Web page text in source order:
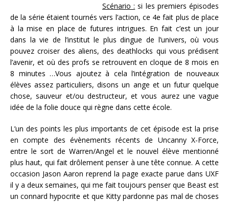
Scénario : si les premiers épisodes
de la série étaient tournés vers l’action, ce 4e fait plus de place
à la mise en place de futures intrigues. En fait c’est un jour
dans la vie de l’institut le plus dingue de l’univers, où vous
pouvez croiser des aliens, des deathlocks qui vous prédisent
l’avenir, et où des profs se retrouvent en cloque de 8 mois en
8 minutes …Vous ajoutez à cela l’intégration de nouveaux
élèves assez particuliers, disons un ange et un futur quelque
chose, sauveur et/ou destructeur, et vous aurez une vague
idée de la folie douce qui règne dans cette école.
L’un des points les plus importants de cet épisode est la prise
en compte des évènements récents de Uncanny X-Force,
entre le sort de Warren/Angel et le nouvel élève mentionné
plus haut, qui fait drôlement penser à une tête connue. A cette
occasion Jason Aaron reprend la page exacte parue dans UXF
il y a deux semaines, qui me fait toujours penser que Beast est
un connard hypocrite et que Kitty pardonne pas mal de choses